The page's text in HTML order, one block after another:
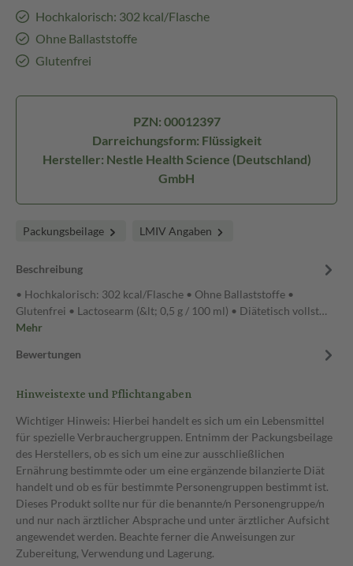
Hochkalorisch: 302 kcal/Flasche
Ohne Ballaststoffe
Glutenfrei
PZN: 00012397
Darreichungsform: Flüssigkeit
Hersteller: Nestle Health Science (Deutschland)
GmbH
Packungsbeilage LMIV Angaben
Beschreibung
• Hochkalorisch: 302 kcal/Flasche • Ohne Ballaststoffe •
Glutenfrei • Lactosearm (&lt; 0,5 g / 100 ml) • Diätetisch vollst…
Mehr
Bewertungen
Hinweistexte und Pflichtangaben
Wichtiger Hinweis: Hierbei handelt es sich um ein Lebensmittel
für spezielle Verbrauchergruppen. Entnimm der Packungsbeilage
des Herstellers, ob es sich um eine zur ausschließlichen
Ernährung bestimmte oder um eine ergänzende bilanzierte Diät
handelt und ob es für bestimmte Personengruppen bestimmt ist.
Dieses Produkt sollte nur für die benannte/n Personengruppe/n
und nur nach ärztlicher Absprache und unter ärztlicher Aufsicht
angewendet werden. Beachte ferner die Anweisungen zur
Zubereitung, Verwendung und Lagerung.